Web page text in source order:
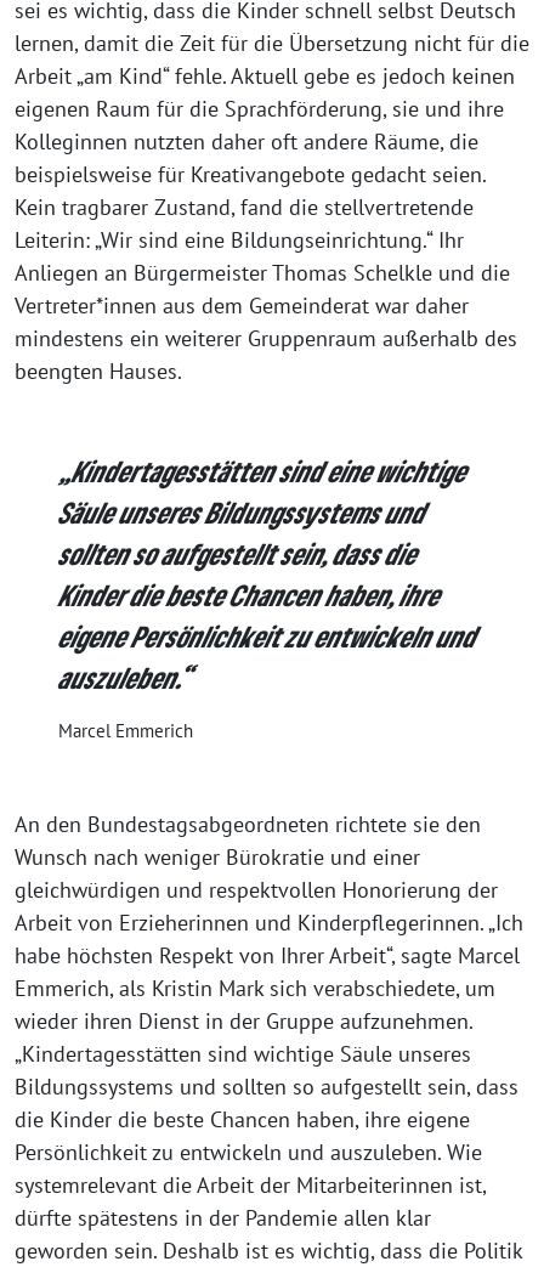
sei es wichtig, dass die Kinder schnell selbst Deutsch
lernen, damit die Zeit für die Übersetzung nicht für die
Arbeit „am Kind“ fehle. Aktuell gebe es jedoch keinen
eigenen Raum für die Sprachförderung, sie und ihre
Kolleginnen nutzten daher oft andere Räume, die
beispielsweise für Kreativangebote gedacht seien.
Kein tragbarer Zustand, fand die stellvertretende
Leiterin: „Wir sind eine Bildungseinrichtung.“ Ihr
Anliegen an Bürgermeister Thomas Schelkle und die
Vertreter*innen aus dem Gemeinderat war daher
mindestens ein weiterer Gruppenraum außerhalb des
beengten Hauses.
„Kindertagesstätten sind eine wichtige
Säule unseres Bildungssystems und
sollten so aufgestellt sein, dass die
Kinder die beste Chancen haben, ihre
eigene Persönlichkeit zu entwickeln und
auszuleben.“
Marcel Emmerich
An den Bundestagsabgeordneten richtete sie den
Wunsch nach weniger Bürokratie und einer
gleichwürdigen und respektvollen Honorierung der
Arbeit von Erzieherinnen und Kinderpflegerinnen. „Ich
habe höchsten Respekt von Ihrer Arbeit“, sagte Marcel
Emmerich, als Kristin Mark sich verabschiedete, um
wieder ihren Dienst in der Gruppe aufzunehmen.
„Kindertagesstätten sind wichtige Säule unseres
Bildungssystems und sollten so aufgestellt sein, dass
die Kinder die beste Chancen haben, ihre eigene
Persönlichkeit zu entwickeln und auszuleben. Wie
systemrelevant die Arbeit der Mitarbeiterinnen ist,
dürfte spätestens in der Pandemie allen klar
geworden sein. Deshalb ist es wichtig, dass die Politik